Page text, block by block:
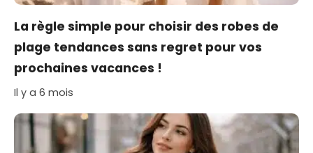
La règle simple pour choisir des robes de
plage tendances sans regret pour vos
prochaines vacances !
Il y a 6 mois